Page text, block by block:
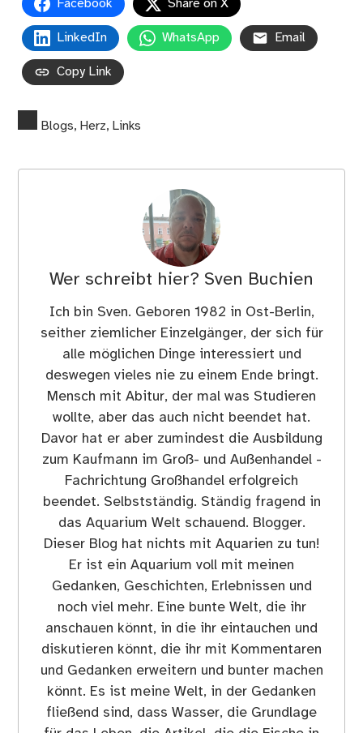
Facebook Share on X
LinkedIn WhatsApp Email
Copy Link
Blogs, Herz, Links
Wer schreibt hier? Sven Buchien
Ich bin Sven. Geboren 1982 in Ost-Berlin,
seither ziemlicher Einzelgänger, der sich für
alle möglichen Dinge interessiert und
deswegen vieles nie zu einem Ende bringt.
Mensch mit Abitur, der mal was Studieren
wollte, aber das auch nicht beendet hat.
Davor hat er aber zumindest die Ausbildung
zum Kaufmann im Groß- und Außenhandel -
Fachrichtung Großhandel erfolgreich
beendet. Selbstständig. Ständig fragend in
das Aquarium Welt schauend. Blogger.
Dieser Blog hat nichts mit Aquarien zu tun!
Er ist ein Aquarium voll mit meinen
Gedanken, Geschichten, Erlebnissen und
noch viel mehr. Eine bunte Welt, die ihr
anschauen könnt, in die ihr eintauchen und
diskutieren könnt, die ihr mit Kommentaren
und Gedanken erweitern und bunter machen
könnt. Es ist meine Welt, in der Gedanken
fließend sind, dass Wasser, die Grundlage